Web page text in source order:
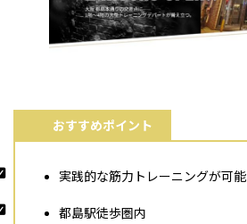
おすすめポイント
実践的な筋力トレーニングが可能
都島駅徒歩圏内